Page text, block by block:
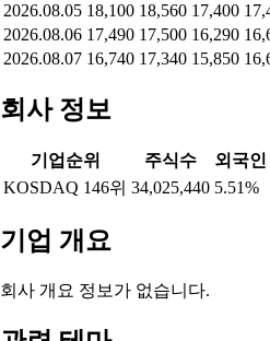
2026.08.05 18,100 18,560 17,400
2026.08.06 17,490 17,500 16,290
2026.08.07 16,740 17,340 15,850
회사 정보
기업순위 주식수 외국
KOSDAQ 146위 34,025,440 5.51%
기업 개요
회사 개요 정보가 없습니다.